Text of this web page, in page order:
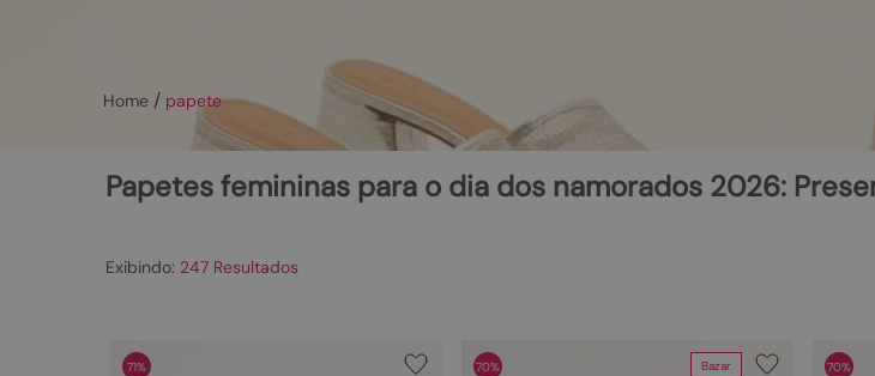
papete
Papetes femininas para o dia dos namorados 2026:
247
71% Bazar
70% 70%